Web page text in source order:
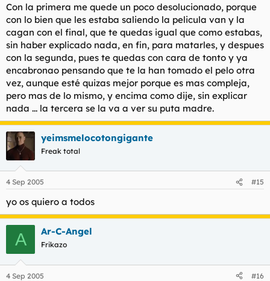
Con la primera me quede un poco desolucionado, porque
con lo bien que les estaba saliendo la pelicula van y la
cagan con el final, que te quedas igual que como estabas,
sin haber explicado nada, en fin, para matarles, y despues
con la segunda, pues te quedas con cara de tonto y ya
encabronao pensando que te la han tomado el pelo otra
vez, aunque esté quizas mejor porque es mas compleja,
pero mas de lo mismo, y encima como dije, sin explicar
nada ... la tercera se la va a ver su puta madre.
yeimsmelocotongigante
Freak total
4 Sep 2005 #15
yo os quiero a todos
A Ar-C-Angel
Frikazo
4 Sep 2005 #16